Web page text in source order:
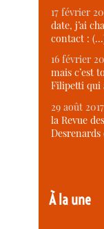
17 février
date, j’ai
contact :
16 février
mais c’est
Filipetti qui
29 août
la Revue
À la une